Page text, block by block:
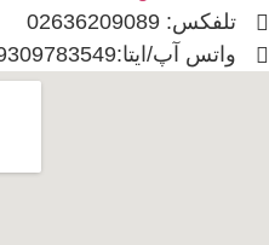
تلفکس: 02636209089
واتس آپ/ایتا:09309783549